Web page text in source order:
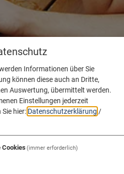
Informationen über Sie
können diese auch an Dritte,
Auswertung, übermittelt werden.
Einstellungen jederzeit
hier: Datenschutzerklärung /
Cookies(immer erforderlich)